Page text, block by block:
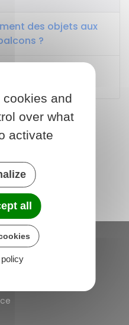
des objets aux
?
en
les règles ?
de-Plélan
and
over what
activate
all